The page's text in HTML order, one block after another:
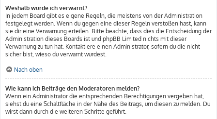
Weshalb wurde ich verwarnt?
In jedem Board gibt es eigene Regeln, die meistens von der Administration
festgelegt werden. Wenn du gegen eine dieser Regeln verstoßen hast, kann
sie dir eine Verwarnung erteilen. Bitte beachte, dass dies die Entscheidung der
Administration dieses Boards ist und phpBB Limited nichts mit dieser
Verwarnung zu tun hat. Kontaktiere einen Administrator, sofern du die nicht
sicher bist, wieso du verwarnt wurdest.
Nach oben
Wie kann ich Beiträge den Moderatoren melden?
Wenn ein Administrator die entsprechenden Berechtigungen vergeben hat,
siehst du eine Schaltfläche in der Nähe des Beitrags, um diesen zu melden. Du
wirst dann durch die weiteren Schritte geführt.